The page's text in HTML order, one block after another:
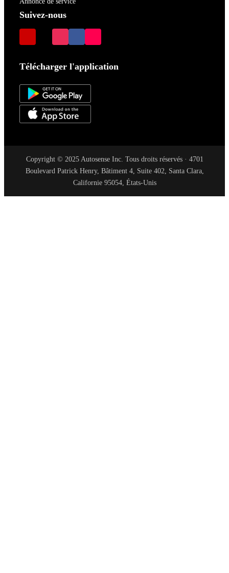
Suivez-nous
Télécharger l'application
Copyright © 2025 Autosense Inc. Tous droits réservés · 4701
Boulevard Patrick Henry, Bâtiment 4, Suite 402, Santa Clara,
Californie 95054, États-Unis